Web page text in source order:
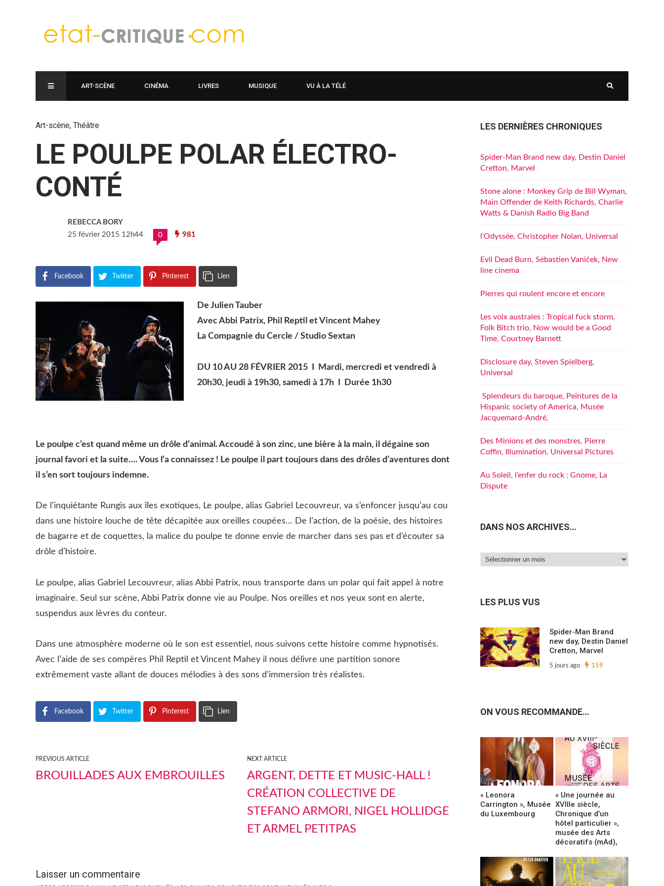
ART-SCÈNE CINÉMA LIVRES MUSIQUE VU À LA TÉLÉ
Art-scène, Théâtre
LE POULPE POLAR ÉLECTRO-
CONTÉ
REBECCA BORY
25 février 2015 12h44
0 981
Facebook Twitter Pinterest Lien
De Julien Tauber
Avec Abbi Patrix, Phil Reptil et Vincent Mahey
La Compagnie du Cercle / Studio Sextan
DU 10 AU 28 FÉVRIER 2015 I Mardi, mercredi et vendredi à
20h30, jeudi à 19h30, samedi à 17h I Durée 1h30
Le poulpe c’est quand même un drôle d’animal. Accoudé à son zinc, une bière à la main, il dégaine son
journal favori et la suite…. Vous l’a connaissez ! Le poulpe il part toujours dans des drôles d’aventures dont
il s’en sort toujours indemne.
De l’inquiétante Rungis aux îles exotiques, Le poulpe, alias Gabriel Lecouvreur, va s’enfoncer jusqu’au cou
dans une histoire louche de tête décapitée aux oreilles coupées… De l’action, de la poésie, des histoires
de bagarre et de coquettes, la malice du poulpe te donne envie de marcher dans ses pas et d’écouter sa
drôle d’histoire.
Le poulpe, alias Gabriel Lecouvreur, alias Abbi Patrix, nous transporte dans un polar qui fait appel à notre
imaginaire. Seul sur scène, Abbi Patrix donne vie au Poulpe. Nos oreilles et nos yeux sont en alerte,
suspendus aux lèvres du conteur.
Dans une atmosphère moderne où le son est essentiel, nous suivons cette histoire comme hypnotisés.
Avec l’aide de ses compères Phil Reptil et Vincent Mahey il nous délivre une partition sonore
extrêmement vaste allant de douces mélodies à des sons d’immersion très réalistes.
Facebook Twitter Pinterest Lien
PREVIOUS ARTICLE
BROUILLADES AUX EMBROUILLES
NEXT ARTICLE
ARGENT, DETTE ET MUSIC-HALL !
CRÉATION COLLECTIVE DE
STEFANO ARMORI, NIGEL HOLLIDGE
ET ARMEL PETITPAS
Laisser un commentaire
LES DERNIÈRES CHRONIQUES
Spider-Man Brand new day, Destin Daniel
Cretton, Marvel
Stone alone : Monkey Grip de Bill Wyman,
Main Offender de Keith Richards, Charlie
Watts & Danish Radio Big Band
l’Odyssée, Christopher Nolan, Universal
Evil Dead Burn, Sébastien Vaniček, New
line cinema
Pierres qui roulent encore et encore
Les voix australes : Tropical fuck storm,
Folk Bitch trio, Now would be a Good
Time, Courtney Barnett
Disclosure day, Steven Spielberg,
Universal
Splendeurs du baroque, Peintures de la
Hispanic society of America, Musée
Jacquemard-André,
Des Minions et des monstres, Pierre
Coffin, Illumination, Universal Pictures
Au Soleil, l’enfer du rock : Gnome, La
Dispute
DANS NOS ARCHIVES…
Dans
LES PLUS VUS
Spider-Man Brand
new day, Destin Daniel
Cretton, Marvel
5 jours ago 159
ON VOUS RECOMMANDE…
« Leonora
Carrington », Musée
du Luxembourg
« Une journée au
XVIIIe siècle,
Chronique d’un
hôtel particulier »,
musée des Arts
décoratifs (mAd),